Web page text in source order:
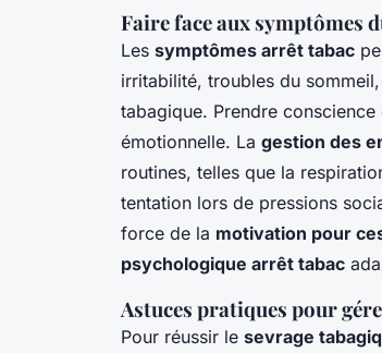
Faire face aux symptômes
Les symptômes arrêt tabac
irritabilité, troubles du
tabagique. Prendre
émotionnelle. La gestion des
routines, telles que la
tentation lors de pressions
force de la motivation pour
psychologique arrêt tabac
Astuces pratiques pour
Pour réussir le sevrage